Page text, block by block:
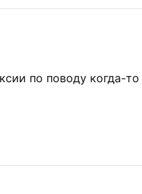
по поводу когда-то